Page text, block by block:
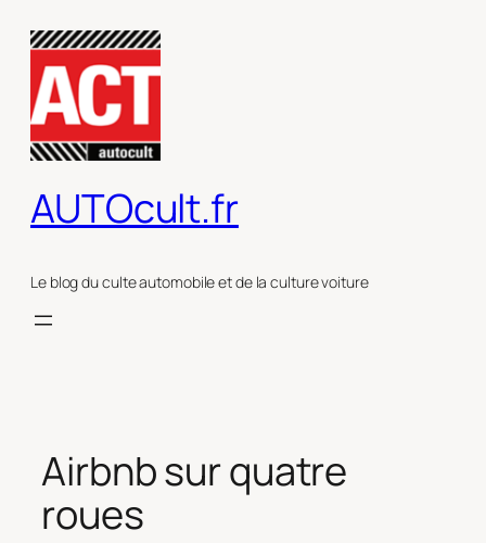
contenu
AUTOcult.fr
Le blog du culte automobile et de la culture voiture
Airbnb sur quatre
roues